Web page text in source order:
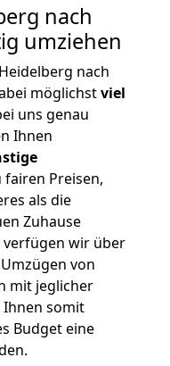
nach
umziehen
nach
möglichstviel
uns genau
Ihnen
fairen Preisen,
als die
Zuhause
wir über
von
mit jeglicher
somit
Budget eine